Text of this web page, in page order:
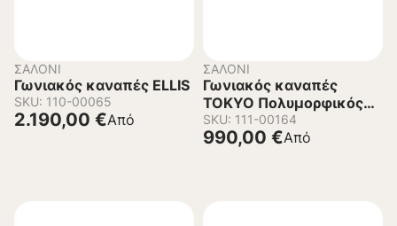
ΣΑΛΌΝΙ
Γωνιακός καναπές ELLIS
SKU: 110-00065
Από
2.190,00 €
ΣΑΛΌΝΙ
Γωνιακός καναπές
TOKYO Πολυμορφικός
241x187x95 εκ.
SKU: 111-00164
Από
990,00 €